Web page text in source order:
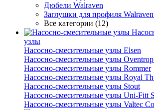
Дюбели Walraven
Заглушки для профиля
Все категории (12)
узлы
Насосно-смесительные узлы Elsen
Насосно-смесительные узлы
Насосно-смесительные узлы Rommer
Насосно-смесительные узлы Royal
Насосно-смесительные узлы Stout
Насосно-смесительные узлы Uni-Fitt
Насосно-смесительные узлы Valtec